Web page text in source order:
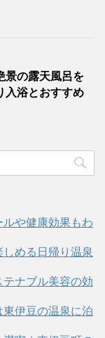
景の露天風呂を
入浴とおすすめ
ルや健康効果もわ
める日帰り温泉
ナブル美容の効
伊豆の温泉に泊